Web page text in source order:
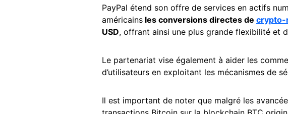
PayPal étend son offre de services en actifs
américains les conversions directes de crypto-
USD, offrant ainsi une plus grande flexibilité et
Le partenariat vise également à aider les
d’utilisateurs en exploitant les mécanismes de
Il est important de noter que malgré les